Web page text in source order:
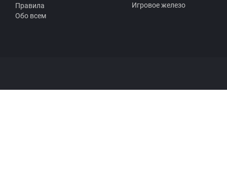
Правила
Обо всем
Игровое железо